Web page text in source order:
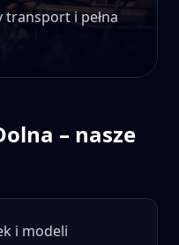
transport i pełna
– nasze
i modeli